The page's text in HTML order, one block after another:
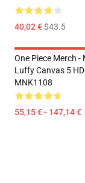
40,02 €$43.5
One Piece Merch -
Luffy Canvas 5 HD
MNK1108
55,15 € - 147,14 €